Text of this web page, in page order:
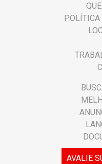
POLÍTICA
AVALIE